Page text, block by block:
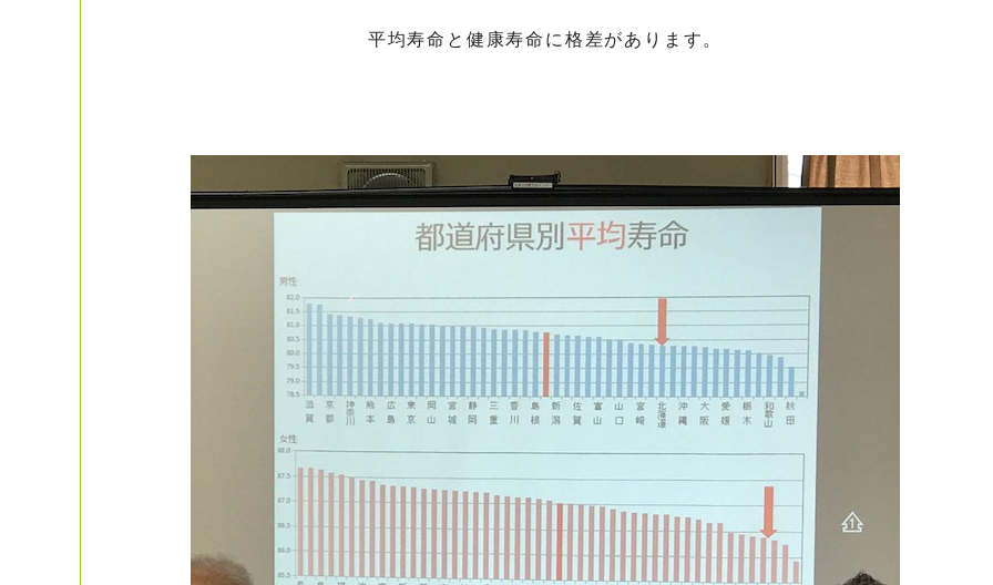
平均寿命と健康寿命に格差があります。